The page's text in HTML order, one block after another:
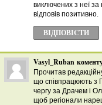
виключених з неї за
відповів позитивно.
ВІДПОВІCТИ
Vasyl_Ruban
Прочитав
що співпрацюють з
чергу за Драчем і
щоб регіонали